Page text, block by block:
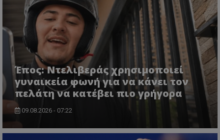
Έπος: Ντελιβεράς χρησιμοποιεί
γυναικεία φωνή για να κάνει τον
πελάτη να κατέβει πιο γρήγορα
09.08.2026 - 07:22